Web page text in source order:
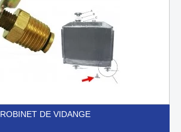
ROBINET DE VIDANGE